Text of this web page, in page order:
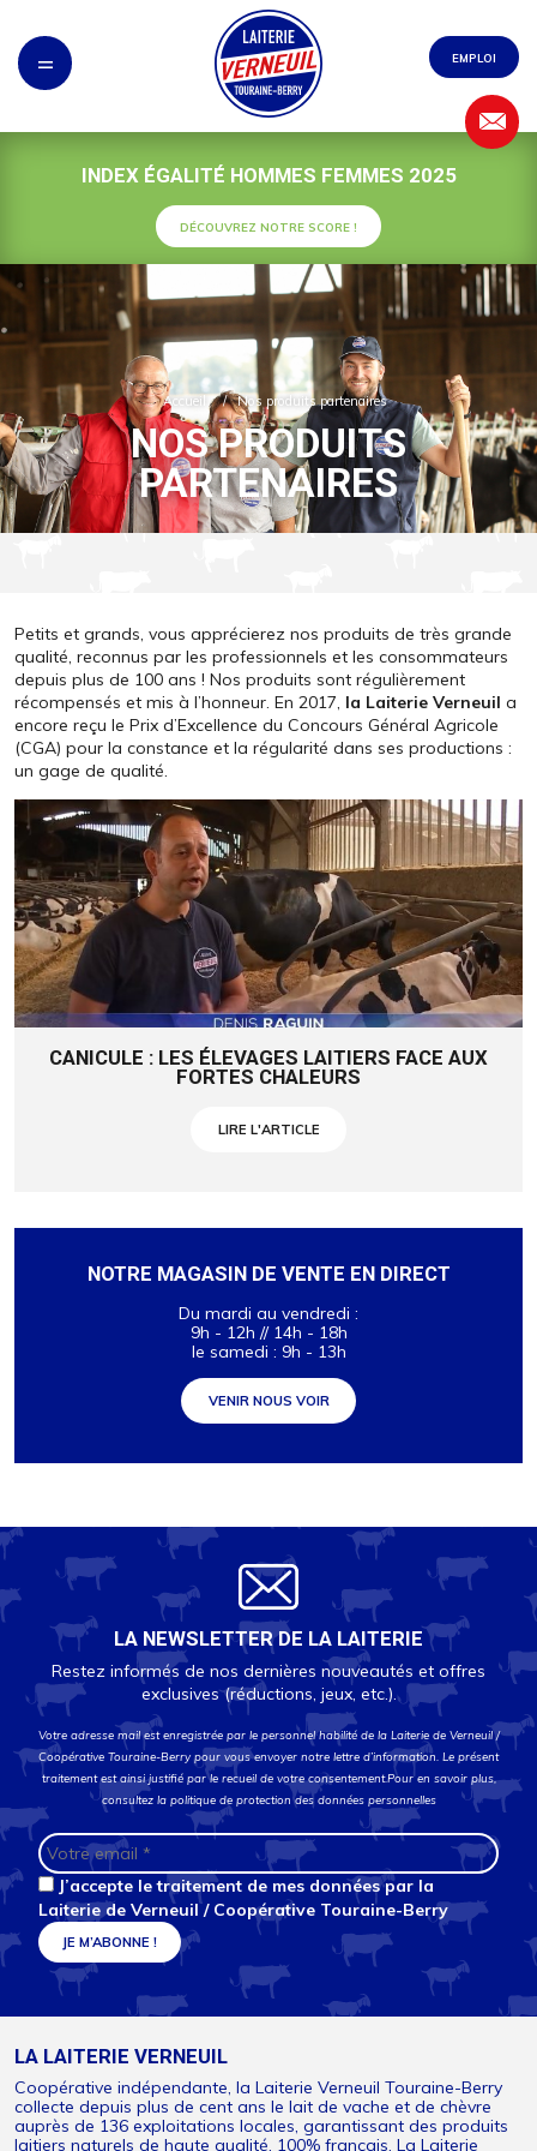
= EMPLOI
INDEX ÉGALITÉ HOMMES FEMMES 2025
DÉCOUVREZ NOTRE SCORE !
Accueil / Nos produits partenaires
NOS PRODUITS
PARTENAIRES
Petits et grands, vous apprécierez nos produits de très grande
qualité, reconnus par les professionnels et les consommateurs
depuis plus de 100 ans ! Nos produits sont régulièrement
récompensés et mis à l’honneur. En 2017, la Laiterie Verneuil a
encore reçu le Prix d’Excellence du Concours Général Agricole
(CGA) pour la constance et la régularité dans ses productions :
un gage de qualité.
CANICULE : LES ÉLEVAGES LAITIERS FACE AUX
FORTES CHALEURS
LIRE L'ARTICLE
NOTRE MAGASIN DE VENTE EN DIRECT
Du mardi au vendredi :
9h - 12h // 14h - 18h
le samedi : 9h - 13h
VENIR NOUS VOIR
LA NEWSLETTER DE LA LAITERIE
Restez informés de nos dernières nouveautés et offres
exclusives (réductions, jeux, etc.).
Votre adresse mail est enregistrée par le personnel habilité de la Laiterie de Verneuil /
Coopérative Touraine-Berry pour vous envoyer notre lettre d’information. Le présent
traitement est ainsi justifié par le recueil de votre consentement.Pour en savoir plus,
consultez la politique de protection des données personnelles
J’accepte le traitement de mes données par la
Laiterie de Verneuil / Coopérative Touraine-Berry
LA LAITERIE VERNEUIL
Coopérative indépendante, la Laiterie Verneuil Touraine-Berry
collecte depuis plus de cent ans le lait de vache et de chèvre
auprès de 136 exploitations locales, garantissant des produits
laitiers naturels de haute qualité, 100% français. La Laiterie
Panneau de gestion des cookies